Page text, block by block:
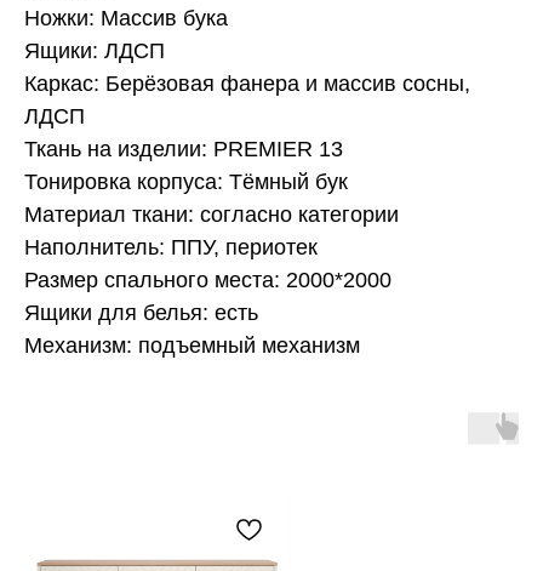
Ножки: Массив бука
Ящики: ЛДСП
Каркас: Берёзовая фанера и массив сосны,
ЛДСП
Ткань на изделии: PREMIER 13
Тонировка корпуса: Тёмный бук
Материал ткани: согласно категории
Наполнитель: ППУ, периотек
Размер спального места: 2000*2000
Ящики для белья: есть
Механизм: подъемный механизм